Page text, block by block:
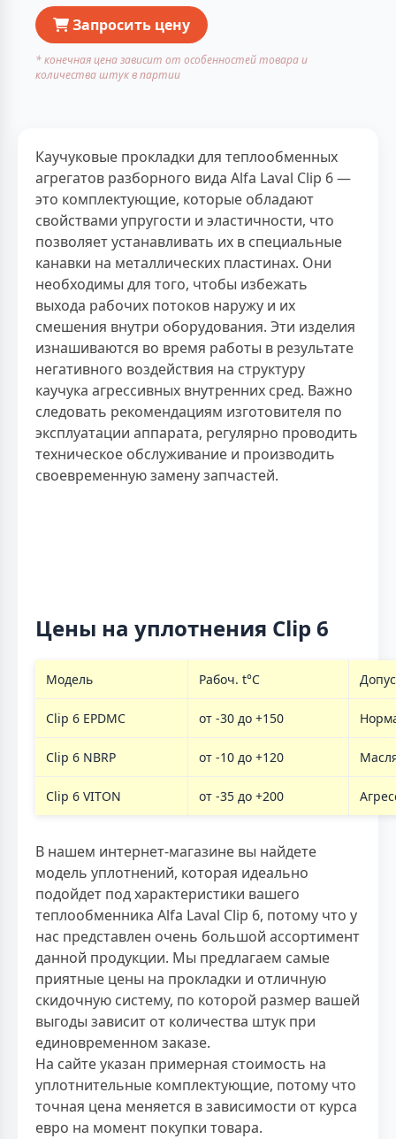
Запросить цену
* конечная цена зависит от особенностей товара и
количества штук в партии
Каучуковые прокладки для теплообменных
агрегатов разборного вида Alfa Laval Clip 6 —
это комплектующие, которые обладают
свойствами упругости и эластичности, что
позволяет устанавливать их в специальные
канавки на металлических пластинах. Они
необходимы для того, чтобы избежать
выхода рабочих потоков наружу и их
смешения внутри оборудования. Эти изделия
изнашиваются во время работы в результате
негативного воздействия на структуру
каучука агрессивных внутренних сред. Важно
следовать рекомендациям изготовителя по
эксплуатации аппарата, регулярно проводить
техническое обслуживание и производить
своевременную замену запчастей.
Цены на уплотнения Clip 6
Модель Рабоч. t°C
Clip 6 EPDMC от -30 до +150
Clip 6 NBRP от -10 до +120
Clip 6 VITON от -35 до +200
В нашем интернет-магазине вы найдете
модель уплотнений, которая идеально
подойдет под характеристики вашего
теплообменника Alfa Laval Clip 6, потому что у
нас представлен очень большой ассортимент
данной продукции. Мы предлагаем самые
приятные цены на прокладки и отличную
скидочную систему, по которой размер вашей
выгоды зависит от количества штук при
единовременном заказе.
На сайте указан примерная стоимость на
уплотнительные комплектующие, потому что
точная цена меняется в зависимости от курса
евро на момент покупки товара.